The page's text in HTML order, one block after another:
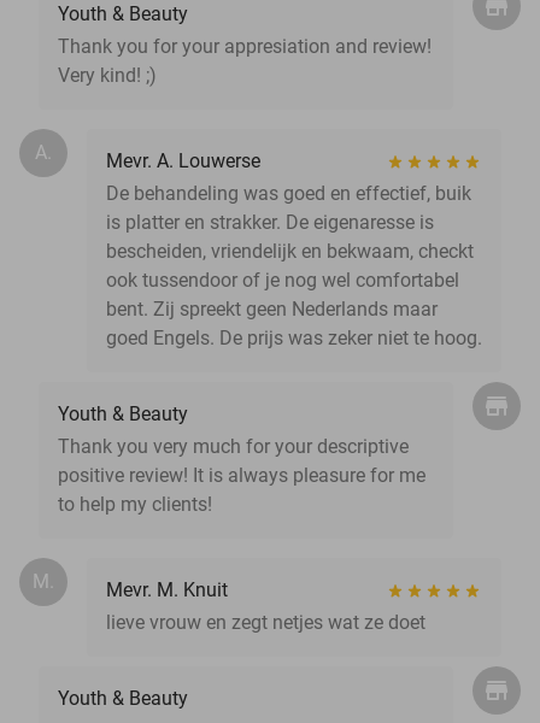
Youth & Beauty
Thank you for your appresiation and review!
Very kind! ;)
A.
Mevr. A. Louwerse
De behandeling was goed en effectief, buik
is platter en strakker. De eigenaresse is
bescheiden, vriendelijk en bekwaam, checkt
ook tussendoor of je nog wel comfortabel
bent. Zij spreekt geen Nederlands maar
goed Engels. De prijs was zeker niet te hoog.
Youth & Beauty
Thank you very much for your descriptive
positive review! It is always pleasure for me
to help my clients!
M.
Mevr. M. Knuit
lieve vrouw en zegt netjes wat ze doet
Youth & Beauty